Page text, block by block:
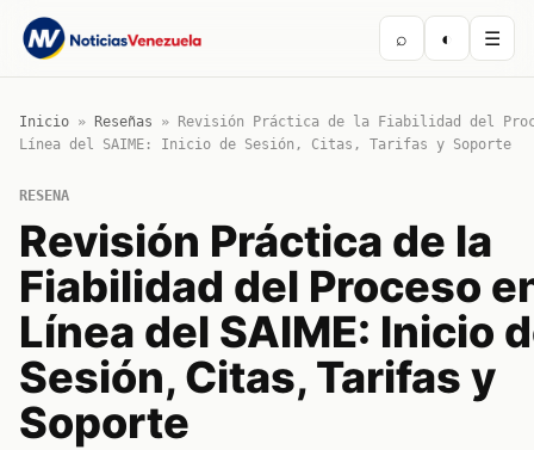
⌕ ◐ ☰
Inicio » Reseñas »
Revisión Práctica de la Fiabilidad del
Línea del SAIME: Inicio de Sesión, Citas, Tarifas y Soporte
RESENA
Revisión Práctica de la
Fiabilidad del Proceso
Línea del SAIME: Inicio
Sesión, Citas, Tarifas y
Soporte